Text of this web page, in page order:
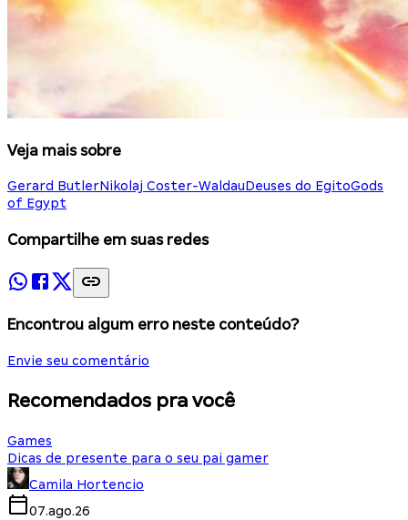
Veja mais sobre
Gerard ButlerNikolaj Coster-WaldauDeuses do EgitoGods
of Egypt
Compartilhe em suas redes
Encontrou algum erro neste conteúdo?
Envie seu comentário
Recomendados pra você
Games
Dicas de presente para o seu pai gamer
Camila Hortencio
07.ago.26